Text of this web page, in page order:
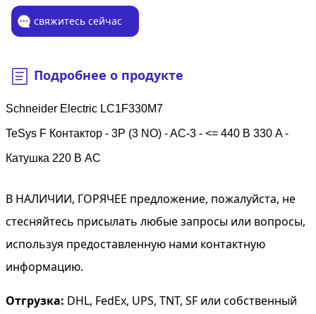
свяжитесь сейчас
Подробнее о продукте
Schneider Electric LC1F330M7
TeSys F Контактор - 3P (3 NO) - AC-3 - <= 440 В 330 A -
Катушка 220 В AC
В НАЛИЧИИ, ГОРЯЧЕЕ предложение, пожалуйста, не
стесняйтесь присылать любые запросы или вопросы,
используя предоставленную нами контактную
информацию.
Отгрузка: DHL, FedEx, UPS, TNT, SF или собственный